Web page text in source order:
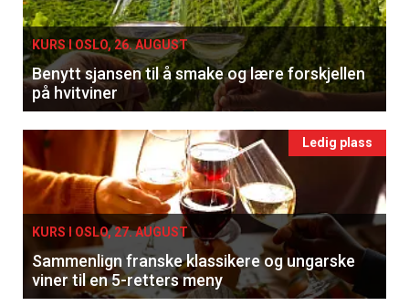
KURS I OSLO, 26. AUGUST
Benytt sjansen til å smake og lære forskjellen
på hvitviner
Ledig plass
KURS I OSLO, 27. AUGUST
Sammenlign franske klassikere og ungarske
viner til en 5-retters meny